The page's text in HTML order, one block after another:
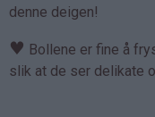
denne deigen!
♥ Bollene er fine å
slik at de ser delikate